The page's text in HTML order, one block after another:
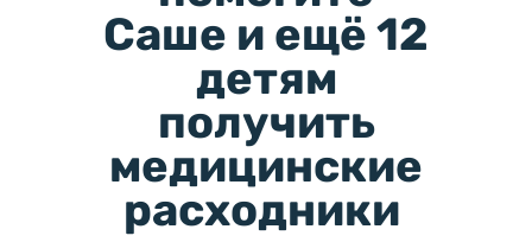
Саше и ещё 12
детям
получить
медицинские
расходники